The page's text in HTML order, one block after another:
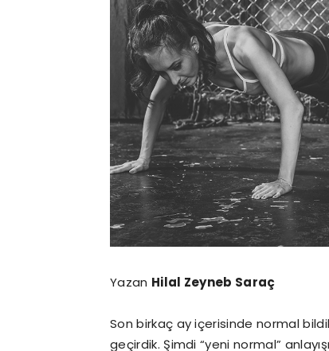
Yazan Hilal Zeyneb Saraç
Son birkaç ay içerisinde normal
geçirdik. Şimdi “yeni normal”